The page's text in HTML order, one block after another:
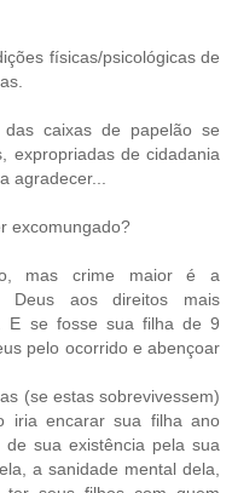
físicas/psicológicas de
caixas de papelão se
expropriadas de cidadania
agradecer...
excomungado?
mas crime maior é a
Deus aos direitos mais
E se fosse sua filha de 9
pelo ocorrido e abençoar
(se estas sobrevivessem)
iria encarar sua filha ano
sua existência pela sua
a sanidade mental dela,